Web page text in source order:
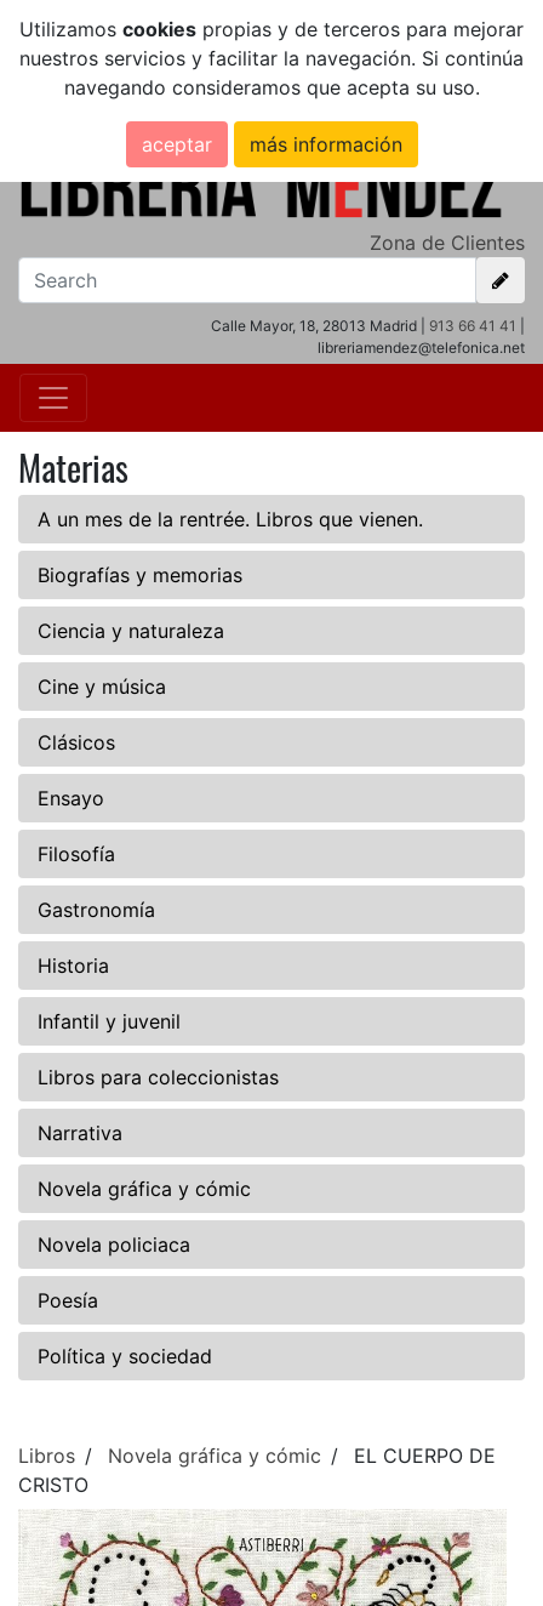
Utilizamos cookies propias y de terceros para mejorar
nuestros servicios y facilitar la navegación. Si continúa
navegando consideramos que acepta su uso.
aceptar más información
Zona de Clientes
Calle Mayor, 18, 28013 Madrid | 913 66 41 41
libreriamendez@telefonica.net
Materias
A un mes de la rentrée. Libros que vienen.
Biografías y memorias
Ciencia y naturaleza
Cine y música
Clásicos
Ensayo
Filosofía
Gastronomía
Historia
Infantil y juvenil
Libros para coleccionistas
Narrativa
Novela gráfica y cómic
Novela policiaca
Poesía
Política y sociedad
Libros Novela gráfica y cómic
EL CUERPO DE
CRISTO